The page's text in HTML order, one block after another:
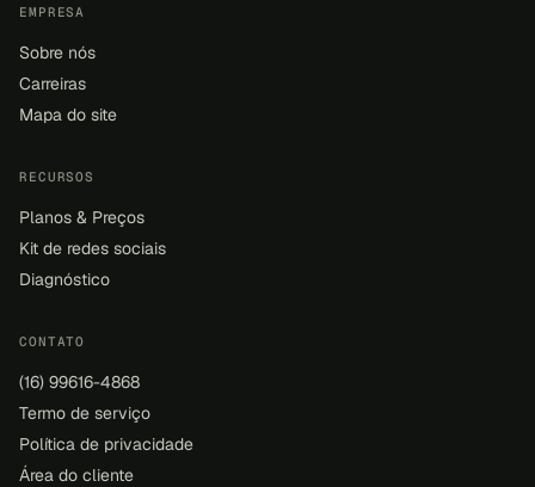
EMPRESA
Sobre nós
Carreiras
Mapa do site
RECURSOS
Planos & Preços
Kit de redes sociais
Diagnóstico
CONTATO
(16) 99616-4868
Termo de serviço
Política de privacidade
Área do cliente